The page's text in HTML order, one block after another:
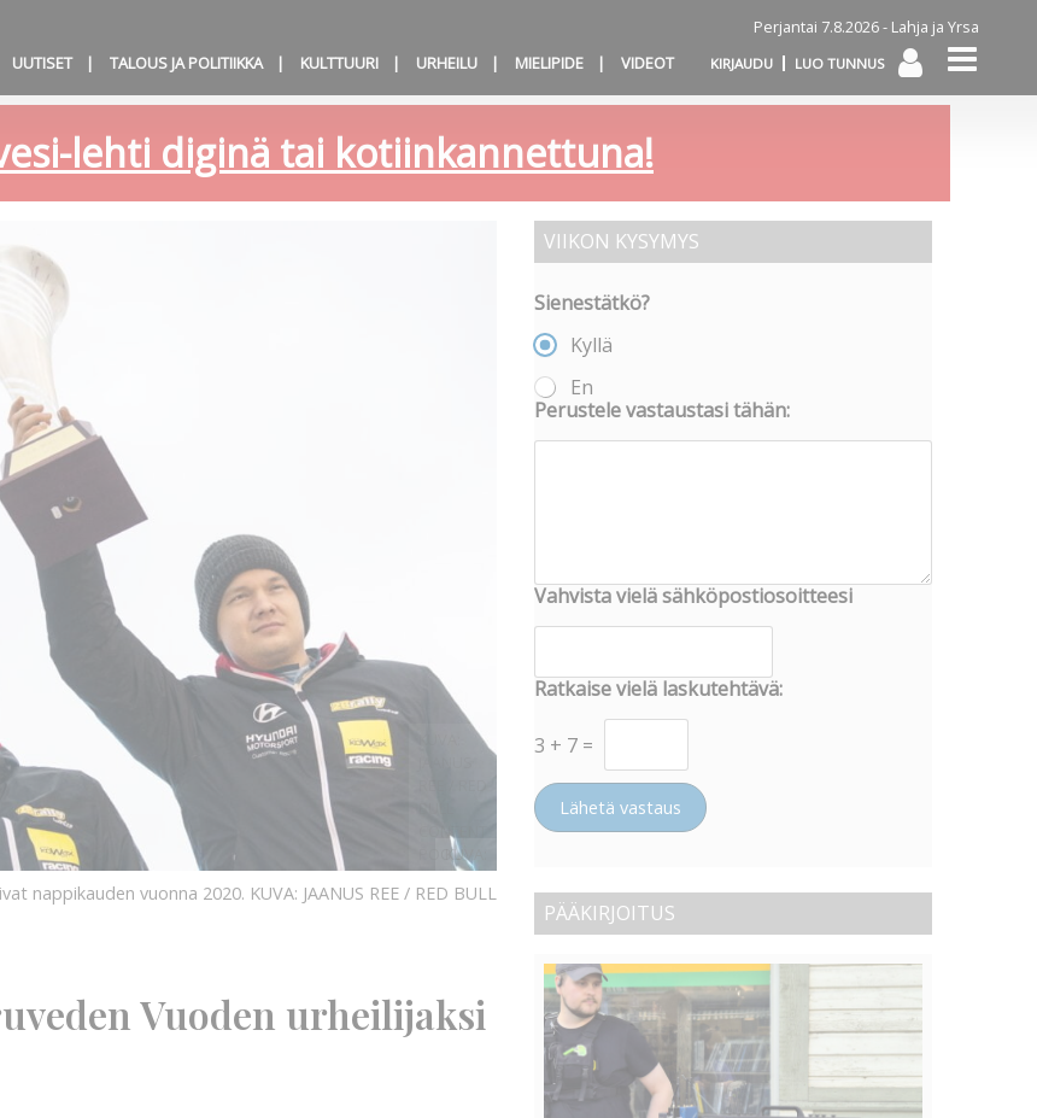
Perjantai 7.8.2026 - Lahja ja Yrsa
UUTISET TALOUS JA POLITIIKKA KULTTUURI URHEILU MIELIPIDE VIDEOT KIRJAUDU LUO TUNNUS
lehti diginä tai kotiinkannettuna!
KUVA:
CONTENT
POOL
nappikauden vuonna 2020. KUVA: JAANUS REE / RED BULL
Vuoden urheilijaksi
VIIKON KYSYMYS
Sienestätkö?
Kyllä
En
Perustele vastaustasi tähän:
Vahvista vielä sähköpostiosoitteesi
Ratkaise vielä laskutehtävä:
3 + 7 =
Lähetä vastaus
PÄÄKIRJOITUS